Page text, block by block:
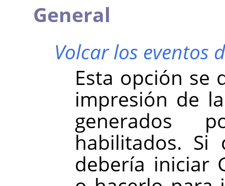
General
Volcar los eventos
Esta opción se
impresión de
generados
habilitados. Si
debería iniciar